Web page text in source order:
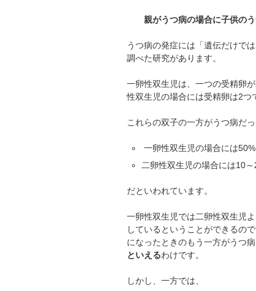
親がうつ病の場合に子供のう
うつ病の発症には「遺伝だけで
調べた研究があります。
一卵性双生児は、一つの受精卵
性双生児の場合には受精卵は2つ
これらの双子の一方がうつ病だ
一卵性双生児の場合には50%
二卵性双生児の場合には10～
だといわれています。
一卵性双生児では二卵性双生児
しているということができるの
になったときのもう一方がうつ
といえるわけです。
しかし、一方では、